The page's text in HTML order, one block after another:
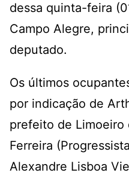
dessa quinta-feira
Campo Alegre,
deputado.
Os últimos
por indicação de
prefeito de Limoeiro
Ferreira
Alexandre Lisboa